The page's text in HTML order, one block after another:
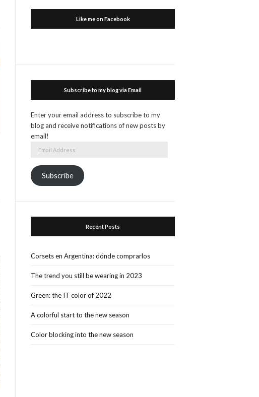
Like me on Facebook
Subscribe to my blog via Email
Enter your email address to subscribe to my
blog and receive notifications of new posts by
email!
Email
Subscribe
Recent Posts
Corsets en Argentina: dónde comprarlos
The trend you still be wearing in 2023
Green: the IT color of 2022
A colorful start to the new season
Color blocking into the new season